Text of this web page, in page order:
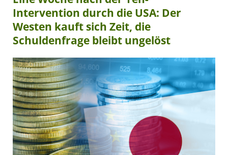
Intervention durch die USA: Der
Westen kauft sich Zeit, die
Schuldenfrage bleibt ungelöst